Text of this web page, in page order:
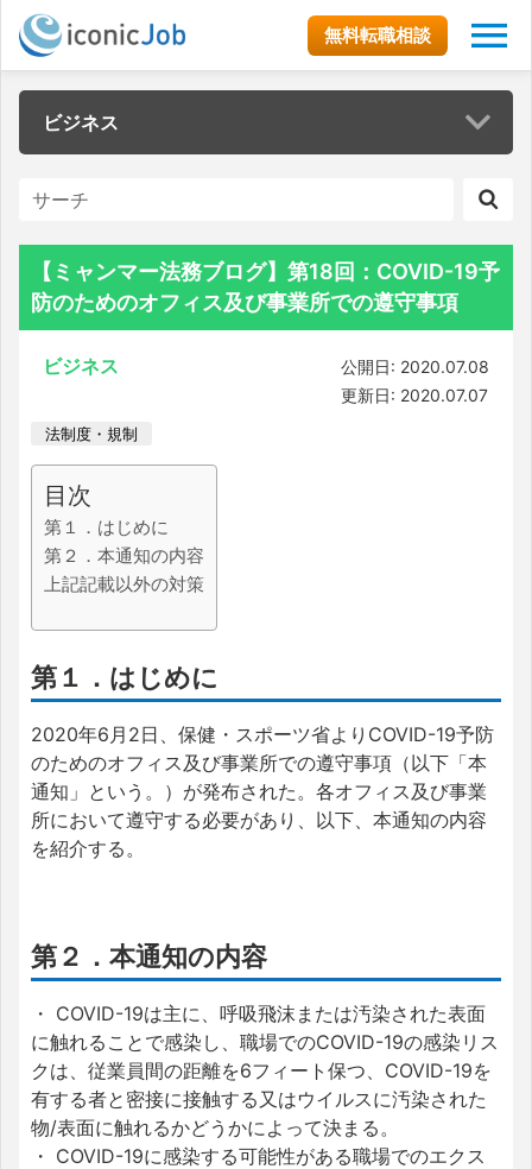
無料転職相談
ビジネス
【ミャンマー法務ブログ】第18回：COVID-19予
防のためのオフィス及び事業所での遵守事項
ビジネス
公開日: 2020.07.08
更新日: 2020.07.07
法制度・規制
目次
第１．はじめに
第２．本通知の内容
上記記載以外の対策
第１．はじめに
2020年6月2日、保健・スポーツ省よりCOVID-19予防
のためのオフィス及び事業所での遵守事項（以下「本
通知」という。）が発布された。各オフィス及び事業
所において遵守する必要があり、以下、本通知の内容
を紹介する。
第２．本通知の内容
・ COVID-19は主に、呼吸飛沫または汚染された表面
に触れることで感染し、職場でのCOVID-19の感染リス
クは、従業員間の距離を6フィート保つ、COVID-19を
有する者と密接に接触する又はウイルスに汚染された
物/表面に触れるかどうかによって決まる。
・ COVID-19に感染する可能性がある職場でのエクス